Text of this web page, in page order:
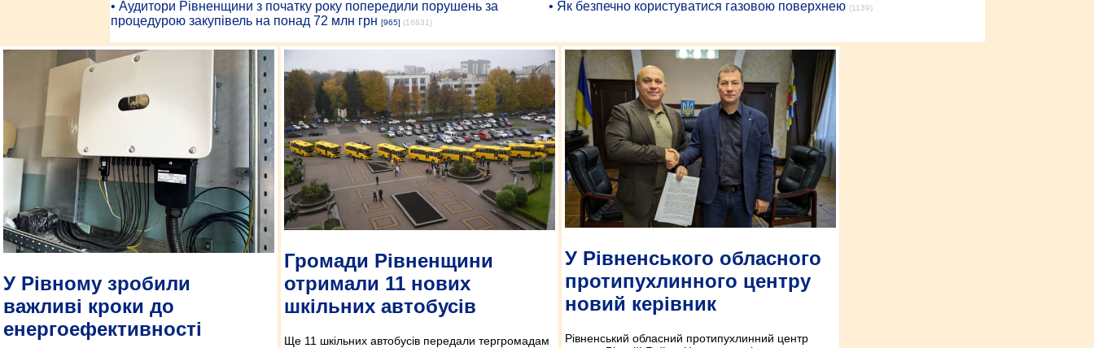
• Аудитори Рівненщини з початку року попередили порушень за
процедурою закупівель на понад 72 млн грн [965] (16831)
• Як безпечно користуватися газовою поверхнею (1139)
У Рівному зробили
важливі кроки до
енергоефективності
Громади Рівненщини
отримали 11 нових
шкільних автобусів
Ще 11 шкільних автобусів передали тергромадам
У Рівненського обласного
протипухлинного центру
новий керівник
Рівненський обласний протипухлинний центр